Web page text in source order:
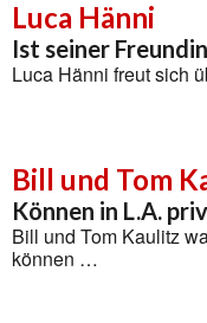
Luca Hänni
Ist seiner
Luca Hänni freut sich
Bill und Tom
Können in L.A.
Bill und Tom Kaulitz
können …